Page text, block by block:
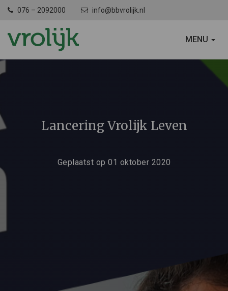
076 – 2092000 info@bbvrolijk.nl
SCHAKEL
MENU
Lancering Vrolijk Leven
Geplaatst op 01 oktober 2020